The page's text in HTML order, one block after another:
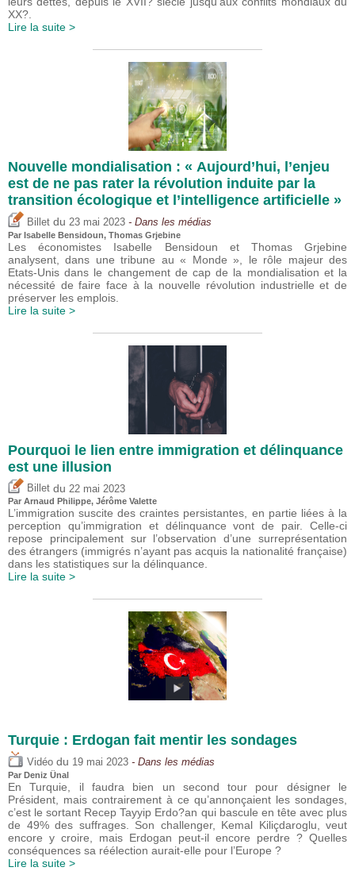
XX?.
Lire la suite >
Nouvelle mondialisation : « Aujourd’hui, l’enjeu
est de ne pas rater la révolution induite par la
transition écologique et l’intelligence artificielle »
Billet du 23 mai 2023 - Dans les médias
Par Isabelle Bensidoun, Thomas Grjebine
Les économistes Isabelle Bensidoun et Thomas Grjebine
analysent, dans une tribune au « Monde », le rôle majeur des
Etats-Unis dans le changement de cap de la mondialisation et la
nécessité de faire face à la nouvelle révolution industrielle et de
préserver les emplois.
Lire la suite >
Pourquoi le lien entre immigration et délinquance
est une illusion
Billet du 22 mai 2023
Par Arnaud Philippe, Jérôme Valette
L’immigration suscite des craintes persistantes, en partie liées à la
perception qu’immigration et délinquance vont de pair. Celle-ci
repose principalement sur l’observation d’une surreprésentation
des étrangers (immigrés n’ayant pas acquis la nationalité française)
dans les statistiques sur la délinquance.
Lire la suite >
Turquie : Erdogan fait mentir les sondages
Vidéo du 19 mai 2023 - Dans les médias
Par Deniz Ünal
En Turquie, il faudra bien un second tour pour désigner le
Président, mais contrairement à ce qu’annonçaient les sondages,
c’est le sortant Recep Tayyip Erdo?an qui bascule en tête avec plus
de 49% des suffrages. Son challenger, Kemal Kiliçdaroglu, veut
encore y croire, mais Erdogan peut-il encore perdre ? Quelles
conséquences sa réélection aurait-elle pour l’Europe ?
Lire la suite >